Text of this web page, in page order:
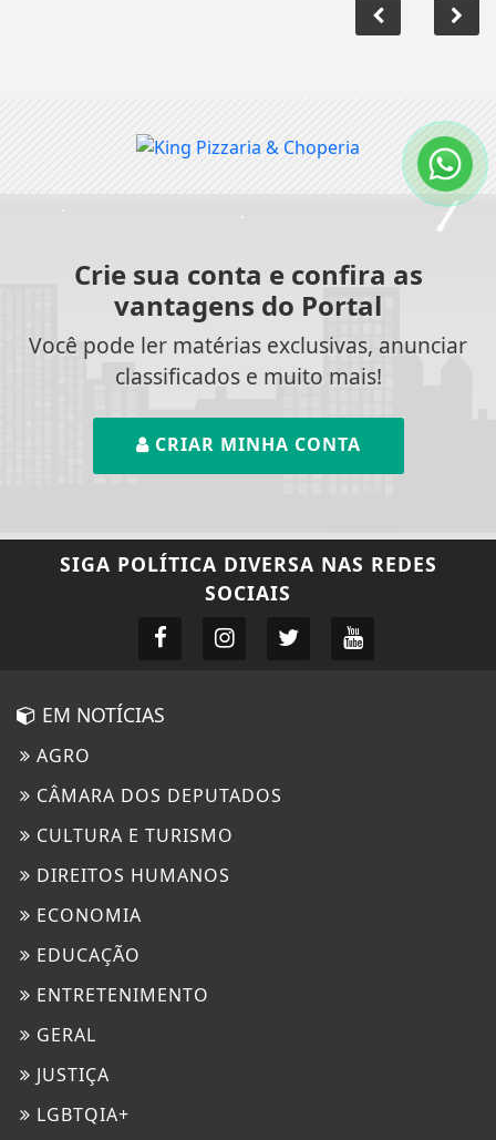
Crie sua conta e confira as
vantagens do Portal
Você pode ler matérias exclusivas, anunciar
classificados e muito mais!
CRIAR MINHA CONTA
SIGA POLÍTICA DIVERSA NAS REDES
SOCIAIS
EM NOTÍCIAS
AGRO
CÂMARA DOS DEPUTADOS
CULTURA E TURISMO
DIREITOS HUMANOS
ECONOMIA
EDUCAÇÃO
ENTRETENIMENTO
GERAL
JUSTIÇA
LGBTQIA+